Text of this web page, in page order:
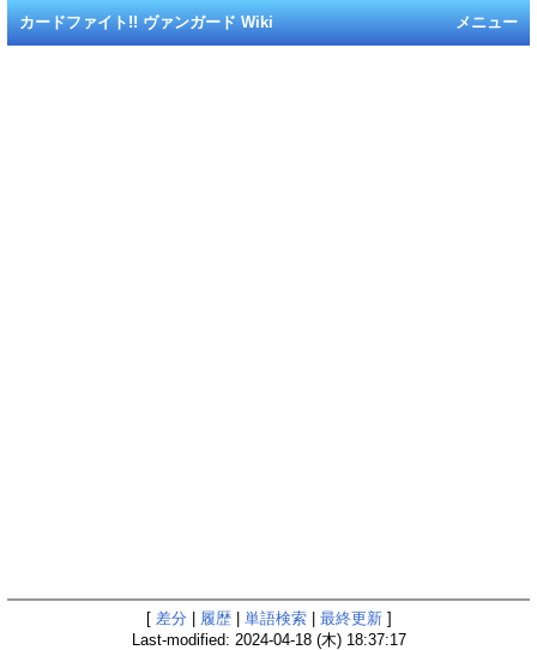
メニュー
カードファイト!! ヴァンガード Wiki
[ 差分 履歴| 単語検索| 最終更新]
Last-modified: 2024-04-18 (木) 18:37:17